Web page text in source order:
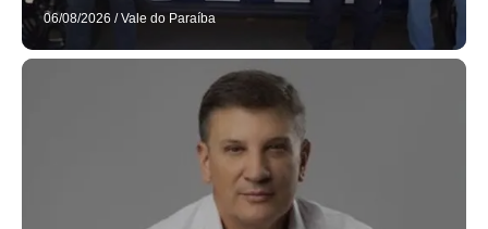
06/08/2026 / Vale do Paraíba